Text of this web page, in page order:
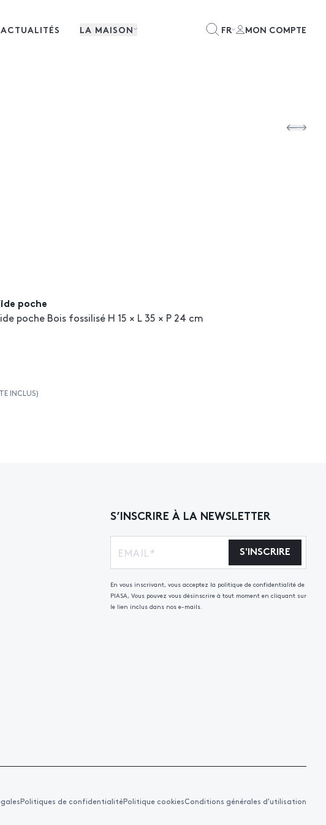
ACTUALITÉS LA MAISON FR MON COMPTE
poche
poche Bois fossilisé H 15 × L 35 × P 24 cm
INCLUS)
S’INSCRIRE À LA NEWSLETTER
S'INSCRIRE
En vous inscrivant, vous acceptez la politique de confidentialité de
PIASA, Vous pouvez vous désinscrire à tout moment en cliquant sur
le lien inclus dans nos e-mails.
Politiques de confidentialitéPolitique cookiesConditions générales d'utilisation